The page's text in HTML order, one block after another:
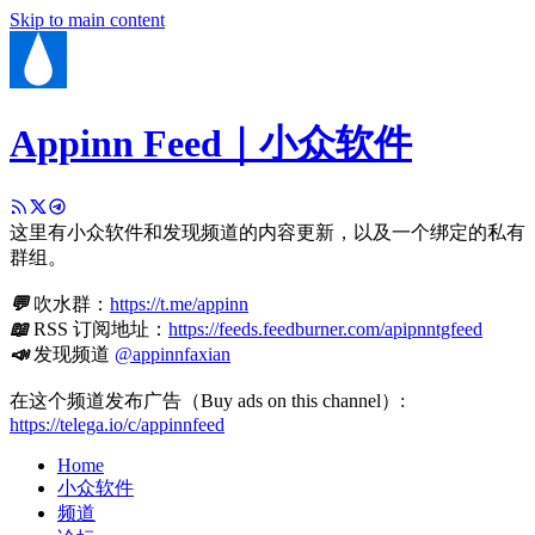
Skip to main content
Appinn Feed｜小众软件
这里有小众软件和发现频道的内容更新，以及一个绑定的私有
群组。
💬吹水群： https://t.me/appinn
📖RSS 订阅地址： https://feeds.feedburner.com/apipnntgfeed
📣发现频道 @appinnfaxian
在这个频道发布广告（Buy ads on this channel）:
https://telega.io/c/appinnfeed
Home
小众软件
频道